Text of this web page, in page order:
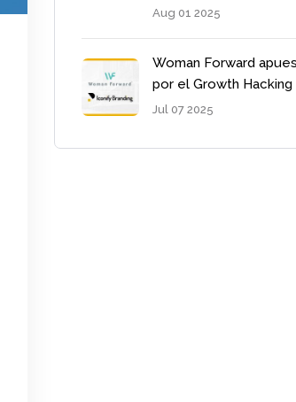
Aug 01 2025
Woman Forward
por el Growth Hacking
Jul 07 2025